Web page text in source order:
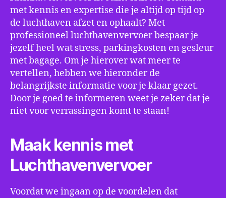
met kennis en expertise die je altijd op tijd op
de luchthaven afzet en ophaalt? Met
professioneel luchthavenvervoer bespaar je
jezelf heel wat stress, parkingkosten en gesleur
met bagage. Om je hierover wat meer te
vertellen, hebben we hieronder de
belangrijkste informatie voor je klaar gezet.
Door je goed te informeren weet je zeker dat je
niet voor verrassingen komt te staan!
Maak kennis met
Luchthavenvervoer
Voordat we ingaan op de voordelen dat